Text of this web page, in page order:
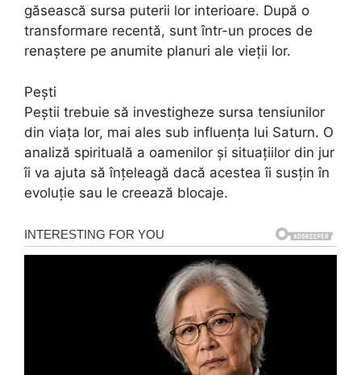
găsească sursa puterii lor interioare. După o
transformare recentă, sunt într-un proces de
renaștere pe anumite planuri ale vieții lor.
Pești
Peștii trebuie să investigheze sursa tensiunilor
din viața lor, mai ales sub influența lui Saturn. O
analiză spirituală a oamenilor și situațiilor din jur
îi va ajuta să înțeleagă dacă acestea îi susțin în
evoluție sau le creează blocaje.